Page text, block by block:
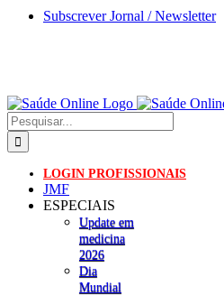
Skip
Subscrever Jornal / Newsletter
Pesquisar
LOGIN PROFISSIONAIS
JMF
ESPECIAIS
Update em
medicina
2026
Dia
Mundial